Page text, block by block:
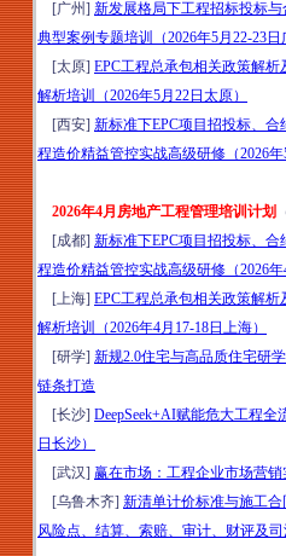
全
疗
9-
位
理
培
法
风
[广州] 新发展格局下工程招标投标
典型案例专题培训（2026年5月22-23日
[太原] EPC工程总承包相关政策解
解析培训（2026年5月22日太原）
[西安] 新标准下EPC项目招投标、
程造价精益管控实战高级研修（2026
2026年4月房地产工程管理培训计划
[成都] 新标准下EPC项目招投标、
程造价精益管控实战高级研修（2026
[上海] EPC工程总承包相关政策解
解析培训（2026年4月17-18日上海）
[研学] 新规2.0住宅与高品质住宅研
链条打造
[长沙] DeepSeek+AI赋能危大工程
日长沙）
[武汉] 赢在市场：工程企业市场营
[乌鲁木齐] 新清单计价标准与施工
风险点、结算、索赔、审计、财评及